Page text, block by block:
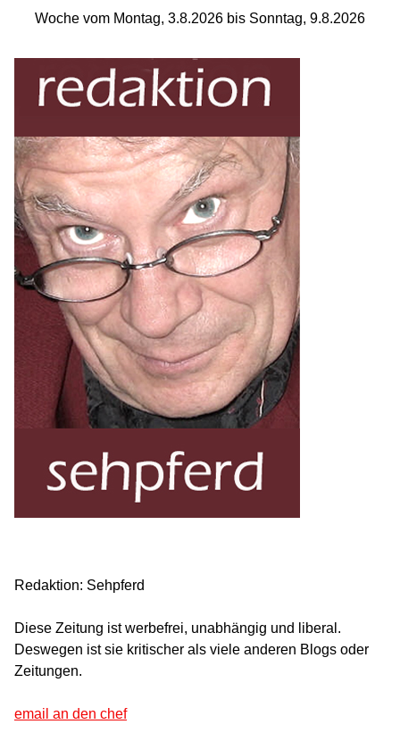
Woche vom Montag, 3.8.2026 bis Sonntag, 9.8.2026
Redaktion: Sehpferd
Diese Zeitung ist werbefrei, unabhängig und liberal.
Deswegen ist sie kritischer als viele anderen Blogs oder
Zeitungen.
email an den chef